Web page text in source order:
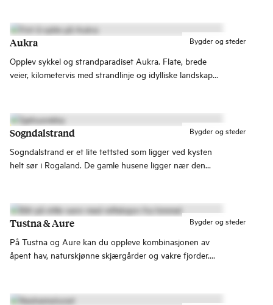
Bygder og steder
Aukra
Opplev sykkel og strandparadiset Aukra. Flate, brede
veier, kilometervis med strandlinje og idylliske landskap
Bygder og steder
Sogndalstrand
Sogndalstrand er et lite tettsted som ligger ved kysten
helt sør i Rogaland. De gamle husene ligger nær den
Strandgaten til sjøen.
Bygder og steder
Tustna & Aure
På Tustna og Aure kan du oppleve kombinasjonen av
åpent hav, naturskjønne skjærgårder og vakre fjorder.